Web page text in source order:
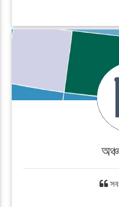
সব